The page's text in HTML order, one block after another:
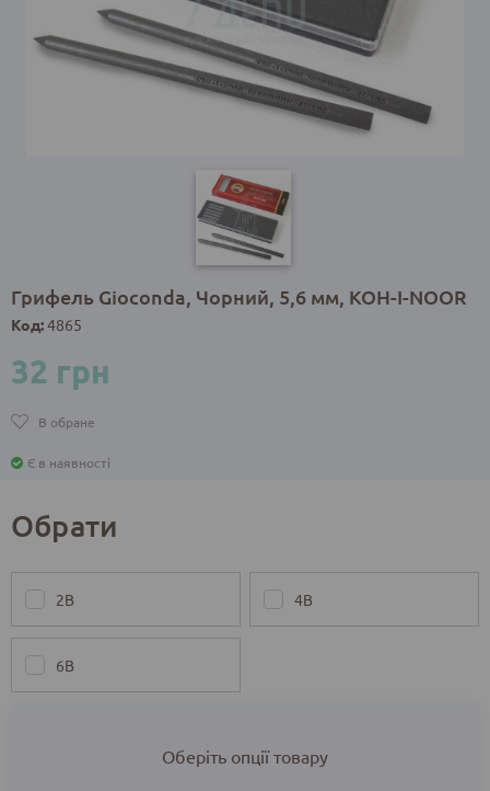
Грифель Gioconda, Чорний, 5,6 мм, KOH-I-NOOR
Код:4865
32 грн
В обране
Є в наявності
Обрати
2В 4B
6В
Оберіть опції товару